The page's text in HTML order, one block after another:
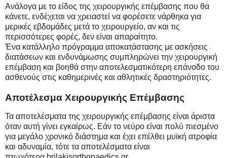
Ανάλογα με το είδος της χειρουργικής επέμβασης που θα
κάνετε, ενδέχεται να χρειαστεί να φορέσετε νάρθηκα για
μερικές εβδομάδες μετά το χειρουργείο, αν και τις
περισσότερες φορές, δεν είναι απαραίτητο.
Ένα κατάλληλο πρόγραμμα αποκατάστασης με ασκήσεις
διατάσεων και ενδυνάμωσης συμπληρώνει την χειρουργική
επέμβαση και βοηθά στην αποτελεσματικότερη επάνοδο του
ασθενούς στις καθημερινές και αθλητικές δραστηριότητες.
Αποτέλεσμα Χειρουργικής Επέμβασης
Τα αποτελέσματα της χειρουργικής επέμβασης είναι άριστα
όταν αυτή γίνει εγκαίρως. Εάν το νεύρο είναι πολύ πιεσμένο
για μεγάλο χρονικό διάστημα και έχει επέλθει μυϊκή ατροφία
και αδυναμία, τότε τα αποτελέσματα είναι